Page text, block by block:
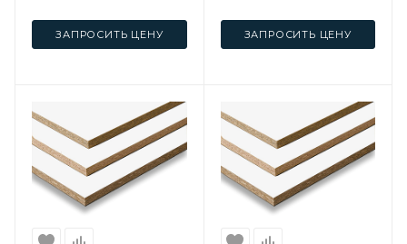
ЗАПРОСИТЬ ЦЕНУ ЗАПРОСИТЬ ЦЕНУ